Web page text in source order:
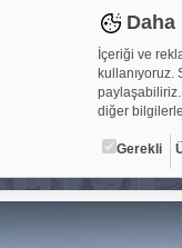
İçeriği ve
kullanıyoruz.
paylaşabiliriz.
diğer
Gerekli
Çerez
Çerezler,